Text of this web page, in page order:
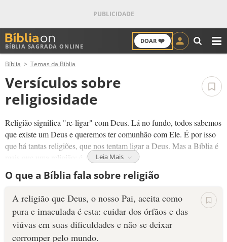
BÍBLIA SAGRADA ONLINE
DOAR ❤️
ANTIGO TESTAMENTO
NOVO TESTAMENTO
VERSÍCULO DO DIA
SALMO DO DIA
DEVOCIONAL DIÁRIO
Bíblia Temas da Bíblia
Versículos sobre
religiosidade
Religião significa "re-ligar" com Deus. Lá no fundo, todos sabemos
que existe um Deus e queremos ter comunhão com Ele. É por isso
que há tantas religiões, que nos tentam ligar a Deus. Mas a Bíblia é
mais que uma religião; é A Religião.
O problema das religiões humanas é que nós não conseguimos nos
disso, por issoEle veio à terra. Ele fez o que nós não conseguimos.
Por causa de Jesus, nós podemos estar unidos com Deus.
Essa é a
verdadeira Religião: Deus nos ligando a Ele.
Leia Mais
O que a Bíblia fala sobre religião
A religião que Deus, o nosso Pai, aceita como
pura e imaculada é esta: cuidar dos órfãos e das
viúvas em suas dificuldades e não se deixar
corromper pelo mundo.